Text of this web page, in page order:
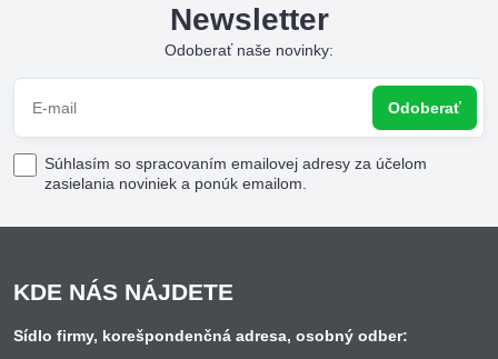
Newsletter
Odoberať naše novinky:
Odoberať
Súhlasím so spracovaním emailovej adresy za účelom
zasielania noviniek a ponúk emailom.
KDE NÁS NÁJDETE
Sídlo firmy, korešpondenčná adresa, osobný odber: